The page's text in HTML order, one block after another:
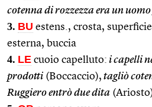
cotenna di rozzezza era un uomo
3. BU estens., crosta,
esterna, buccia
4. LE cuoio capelluto: i capelli
prodotti (Boccaccio), tagliò
Ruggiero entrò due dita